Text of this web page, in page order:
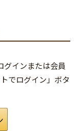
インまたは会員
でログイン」ボタ